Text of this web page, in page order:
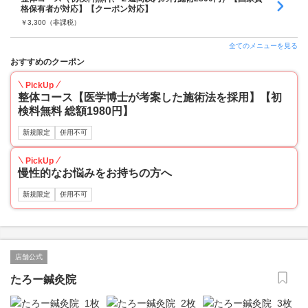
格保有者が対応】【クーポン対応】
￥3,300 （非課税）
全てのメニューを見る
おすすめのクーポン
PickUp
整体コース【医学博士が考案した施術法を採用】【初
検料無料 総額1980円】
新規限定 併用不可
PickUp
慢性的なお悩みをお持ちの方へ
新規限定 併用不可
店舗公式
たろー鍼灸院